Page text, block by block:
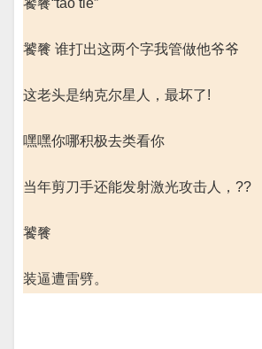
饕餮“tao tie”
饕餮 谁打出这两个字我管做他爷爷
这老头是纳克尔星人，最坏了!
嘿嘿你哪积极去类看你
当年剪刀手还能发射激光攻击人，??
饕餮
装逼遭雷劈。